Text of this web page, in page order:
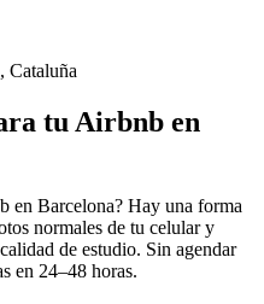
Cataluña
tu Airbnb en
en Barcelona? Hay una forma
normales de tu celular y
de estudio. Sin agendar
en 24–48 horas.